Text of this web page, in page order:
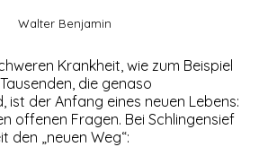
Walter Benjamin
Krankheit, wie zum Beispiel
die genaso
ist der Anfang eines neuen Lebens:
offenen Fragen. Bei Schlingensief
den „neuen Weg“: